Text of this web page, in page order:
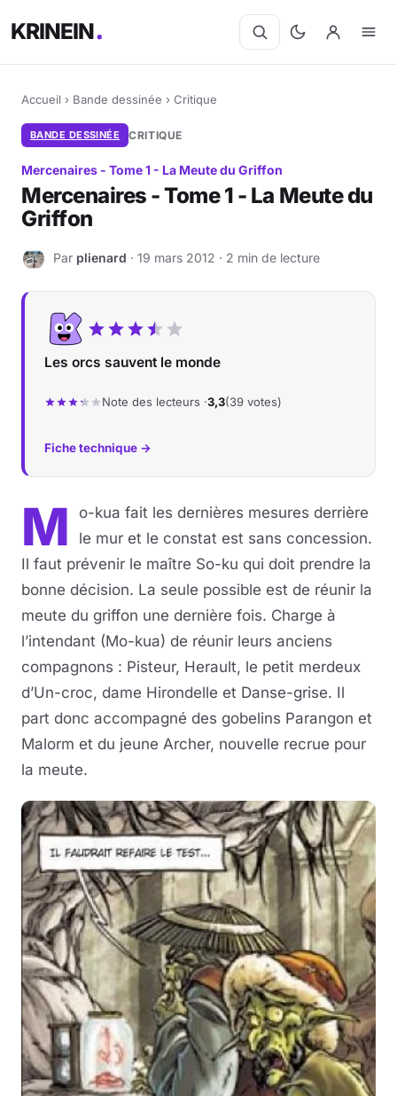
KRINEIN
Accueil › Bande dessinée › Critique
BANDE DESSINÉE CRITIQUE
Mercenaires - Tome 1 - La Meute du Griffon
Mercenaires - Tome 1 - La Meute du
Griffon
P Par plienard · 19 mars 2012 · 2 min de lecture
Les orcs sauvent le monde
Note des lecteurs ·3,3(39 votes)
Fiche technique →
M
o-kua fait les dernières mesures derrière
le mur et le constat est sans concession.
Il faut prévenir le maître So-ku qui doit prendre la
bonne décision. La seule possible est de réunir la
meute du griffon une dernière fois. Charge à
l’intendant (Mo-kua) de réunir leurs anciens
compagnons : Pisteur, Herault, le petit merdeux
d’Un-croc, dame Hirondelle et Danse-grise. Il
part donc accompagné des gobelins Parangon et
Malorm et du jeune Archer, nouvelle recrue pour
la meute.